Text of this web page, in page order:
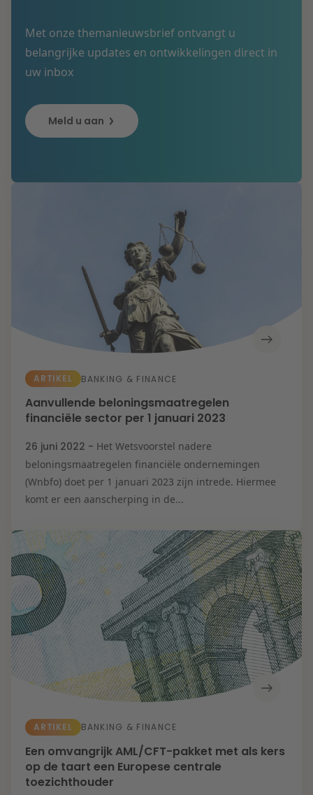
Met onze themanieuwsbrief ontvangt u
belangrijke updates en ontwikkelingen direct in
uw inbox
Meld u aan
ARTIKEL BANKING & FINANCE
Aanvullende beloningsmaatregelen
financiële sector per 1 januari 2023
26 juni 2022 - Het Wetsvoorstel nadere
beloningsmaatregelen financiële ondernemingen
(Wnbfo) doet per 1 januari 2023 zijn intrede. Hiermee
komt er een aanscherping in de...
ARTIKEL BANKING & FINANCE
Een omvangrijk AML/CFT-pakket met als kers
op de taart een Europese centrale
toezichthouder